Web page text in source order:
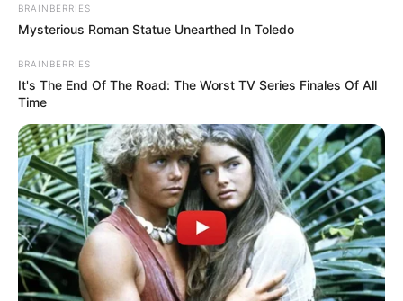
ડો. ગૌરવ ગાંધીની વાત કરીએ તો તે જામનગર કે
ગુજરાત જ નહીં પરંતુ તેમણે આંતરરાષ્ટ્રીય કક્ષાએ
પણ ખ્યાતિ મેળવનાર હૃદયના ડોક્ટર ના નિષ્ણાત રહેલા
હતા. ત્યારે હૃદયના રોગના નિષ્ણાત એવા તબીબના
અવસાનથી તબીબી બેડામાં ચર્ચાનો માહોલ બની ગયો
છે. હાર્ટ સ્પેશ્યાલિસ્ટ જ પોતાનો જીવ બચાવી ન શક્યા
તેને લઈને ચર્ચાનો માહોલ ઉભો થયો છે.
BRAINBERRIES
Mysterious Roman Statue Unearthed In Toledo
BRAINBERRIES
It's The End Of The Road: The Worst TV Series Finales Of All
Time